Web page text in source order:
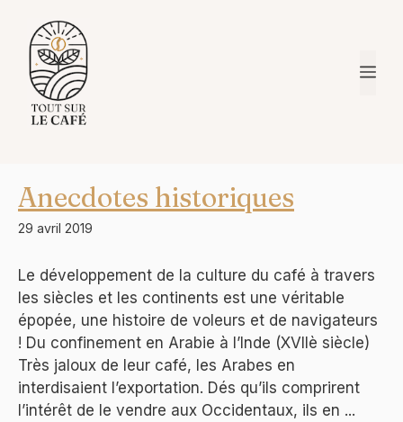
contenu
Anecdotes historiques
29 avril 2019
Le développement de la culture du café à travers
les siècles et les continents est une véritable
épopée, une histoire de voleurs et de navigateurs
! Du confinement en Arabie à l’Inde (XVIIè siècle)
Très jaloux de leur café, les Arabes en
interdisaient l’exportation. Dés qu’ils comprirent
l’intérêt de le vendre aux Occidentaux, ils en ...